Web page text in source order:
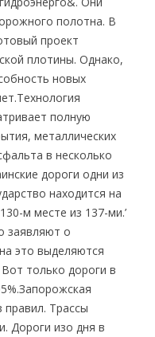
полотна. В
проект
плотины. Однако,
новых
полную
металлических
в несколько
дороги одни из
находится на
м месте из 137-ми.’
заявляют о
это выделяются
только дороги в
правил. Трассы
Дороги изо дня в